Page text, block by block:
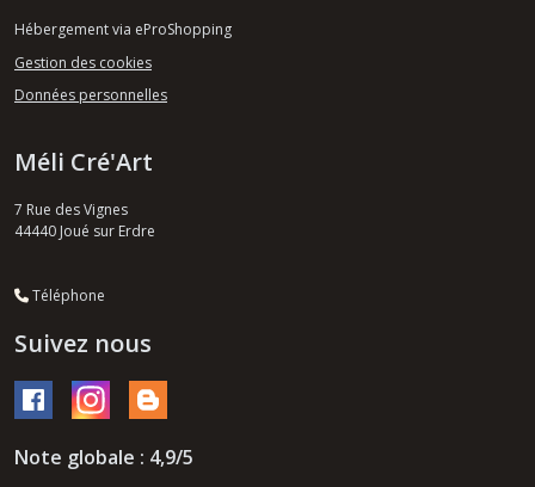
Hébergement via eProShopping
Gestion des cookies
Données personnelles
Méli Cré'Art
7 Rue des Vignes
44440 Joué sur Erdre
Téléphone
Suivez nous
Note globale : 4,9/5